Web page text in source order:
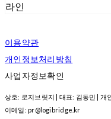
라인
이용약관
개인정보처리방침
사업자정보확인
상호: 로지브릿지 | 대표: 김동민 |
이메일: pr@logibridge.kr